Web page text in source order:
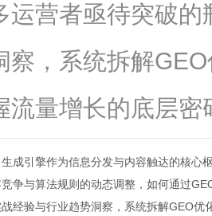
运营者亟待突破
察，系统拆解
流量增长的底层密
成引擎作为信息分发与内容触达的核心
争与算法规则的动态调整，如何通过
经验与行业趋势洞察，系统拆解GEO